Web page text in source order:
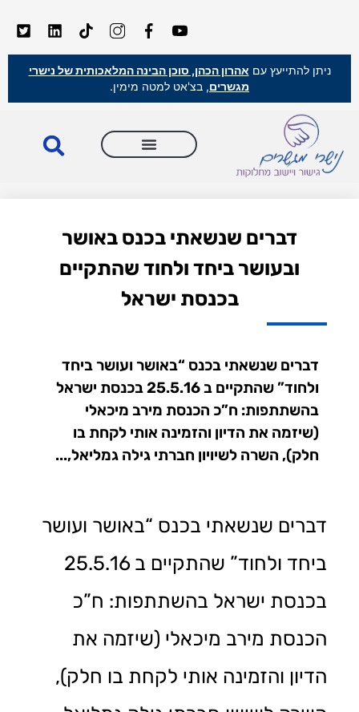
ניתן להתייעץ עם אהרון הכהן, סוכן הבינה המלאכותית של נישרי
מגשרים, בצ'אט למטה מימין.
דברים שנשאתי בכנס באושר
ובעושר ביחד ולחוד שהתקיים
בכנסת ישראל
דברים שנשאתי בכנס “באושר ועושר ביחד
ולחוד” שהתקיים ב 25.5.16 בכנסת ישראל
בהשתתפות: ח”כ הכנסת מירב מיכאלי
(שיזמה את הדיון והזמינה אותי לקחת בו
חלק), השרה לשיויון חברתי גילה גמליאל,...
דברים שנשאתי בכנס “באושר ועושר
ביחד ולחוד” שהתקיים ב 25.5.16
בכנסת ישראל בהשתתפות: ח”כ
הכנסת מירב מיכאלי (שיזמה את
הדיון והזמינה אותי לקחת בו חלק),